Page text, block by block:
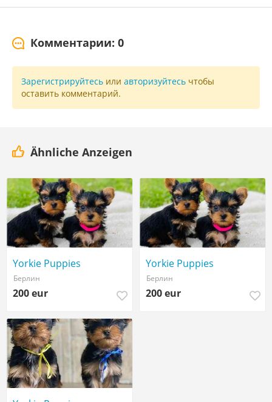
Комментарии: 0
Зарегистрируйтесь или авторизуйтесь чтобы
оставить комментарий.
Ähnliche Anzeigen
Yorkie Puppies
Берлин
200 eur
Yorkie Puppies
Берлин
200 eur